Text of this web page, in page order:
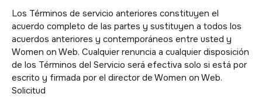
Los Términos de servicio anteriores constituyen el
acuerdo completo de las partes y sustituyen a todos los
acuerdos anteriores y contemporáneos entre usted y
Women on Web. Cualquier renuncia a cualquier disposición
de los Términos del Servicio será efectiva solo si está por
escrito y firmada por el director de Women on Web.
Solicitud